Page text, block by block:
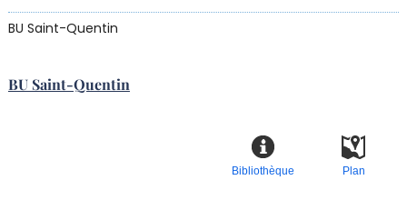
BU Saint-Quentin
BU Saint-Quentin
Plan
Bibliothèque